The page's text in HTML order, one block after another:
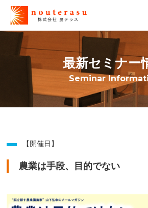
最新セミナー
Seminar
【開催日】
農業は手段、目的でない